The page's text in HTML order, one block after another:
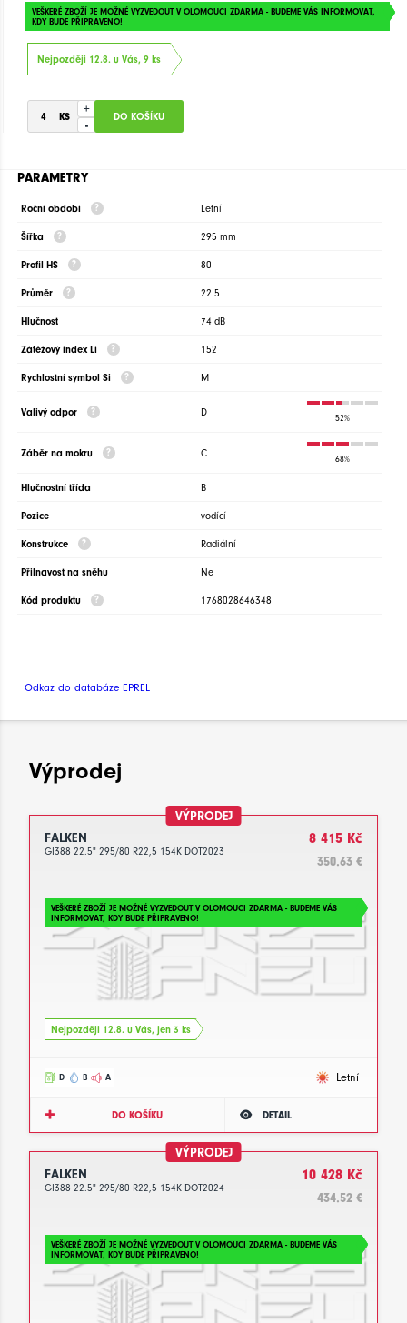
VEŠKERÉ ZBOŽÍ JE MOŽNÉ VYZVEDOUT V OLOMOUCI ZDARMA - BUDEME VÁS INFORMOVAT,
KDY BUDE PŘIPRAVENO!
Nejpozději 12.8. u Vás, 9 ks
+
-
PARAMETRY
Roční období Letní
Šířka 295 mm
Profil HS 80
Průměr 22.5
Hlučnost 74 dB
Zátěžový index Li 152
Rychlostní symbol Si M
Valivý odpor D
52%
Záběr na mokru C
68%
Hlučnostní třída B
Pozice vodící
Konstrukce Radiální
Přilnavost na sněhu Ne
Kód produktu 1768028646348
Odkaz do databáze EPREL
Výprodej
VÝPRODEJ
FALKEN
GI388 22.5" 295/80 R22,5 154K DOT2023
8 415 Kč
350.63 €
VEŠKERÉ ZBOŽÍ JE MOŽNÉ VYZVEDOUT V OLOMOUCI ZDARMA - BUDEME VÁS
INFORMOVAT, KDY BUDE PŘIPRAVENO!
Nejpozději 12.8. u Vás, jen 3 ks
D B A Letní
DO KOŠÍKU DETAIL
VÝPRODEJ
FALKEN
GI388 22.5" 295/80 R22,5 154K DOT2024
10 428 Kč
434.52 €
VEŠKERÉ ZBOŽÍ JE MOŽNÉ VYZVEDOUT V OLOMOUCI ZDARMA - BUDEME VÁS
INFORMOVAT, KDY BUDE PŘIPRAVENO!